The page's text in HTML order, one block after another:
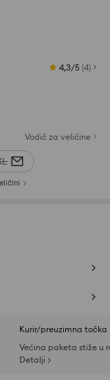
4,3/5 (4)
Vodič za veličine
Kurir/preuzimna točka
Većina paketa stiže u
Detalji >